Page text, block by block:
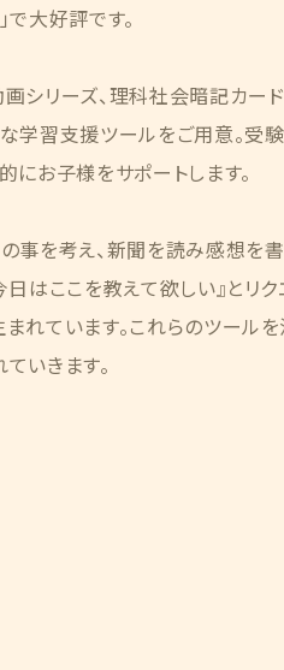
で大好評です。
シリーズ、理科社会暗記カード
学習支援ツールをご用意。受
にお子様をサポートします。
事を考え、新聞を読み感想を書
日はここを教えて欲しい』とリ
れています。これらのツール
いきます。